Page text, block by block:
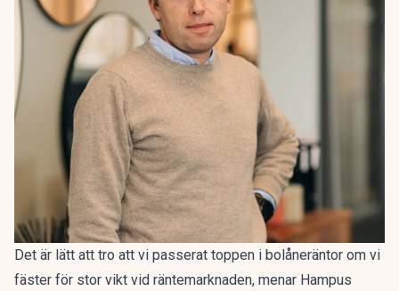
Det är lätt att tro att vi passerat toppen i bolåneräntor om vi
fäster för stor vikt vid räntemarknaden, menar Hampus